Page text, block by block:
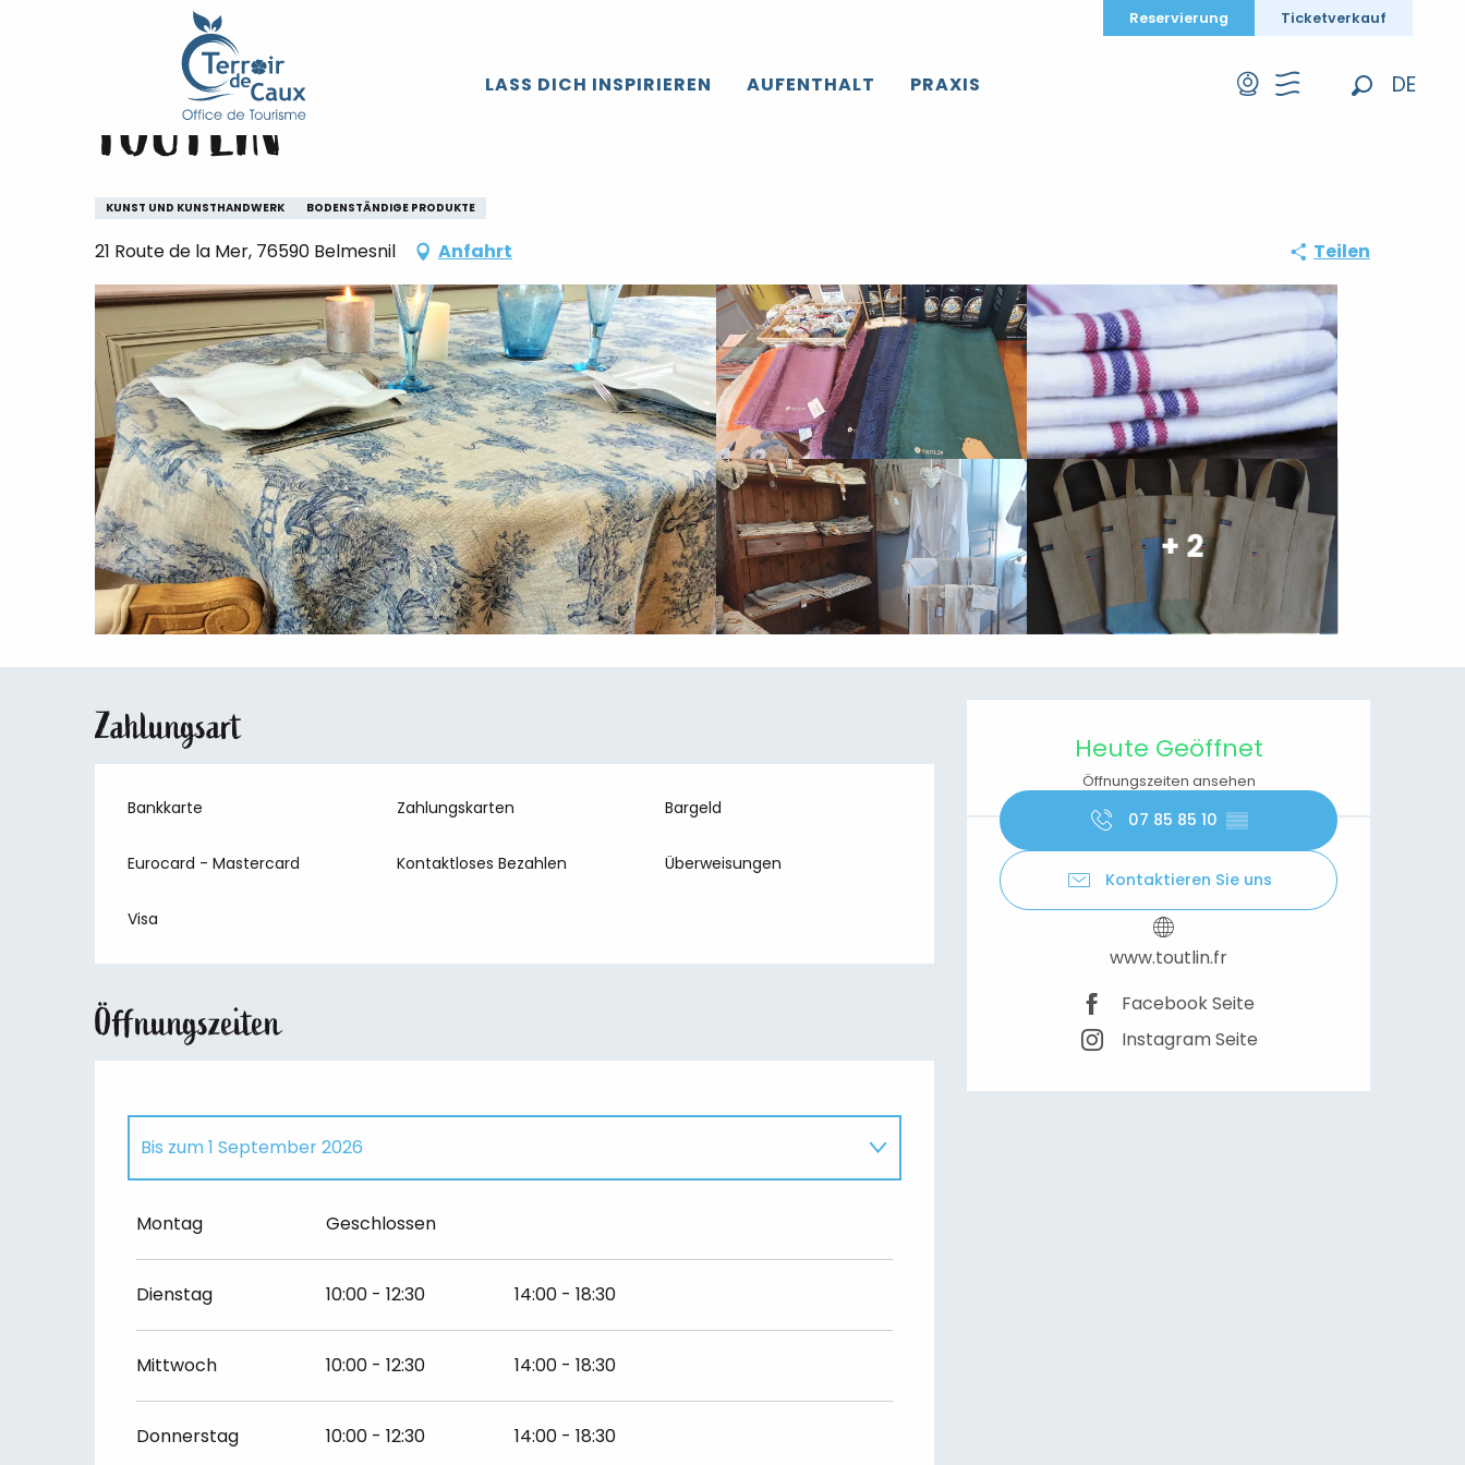
DE
Reservierung Ticketverkauf
LASS DICH INSPIRIEREN AUFENTHALT PRAXIS
TOUTLIN
TOUTLIN
KUNST UND KUNSTHANDWERK BODENSTÄNDIGE PRODUKTE
21 Route de la Mer, 76590 Belmesnil Anfahrt Teilen
+ 2
Öffnungszeiten & Kontaktdaten
Heute Geöffnet
Öffnungszeiten ansehen
07 85 85 10 ▒▒
Kontaktieren Sie uns
www.toutlin.fr
Facebook Seite
Instagram Seite
Zahlungsart
Bankkarte Zahlungskarten Bargeld
Eurocard - Mastercard Kontaktloses Bezahlen Überweisungen
Visa
Öffnungszeiten
4 Januar 2026
vom14 Februar 2026bis zum1 März 2026
vom2 März 2026bis zum10 April 2026
Bis zum1 September 2026
Montag Geschlossen
Dienstag 10:00 - 12:30 14:00 - 18:30
Mittwoch 10:00 - 12:30 14:00 - 18:30
Donnerstag 10:00 - 12:30 14:00 - 18:30